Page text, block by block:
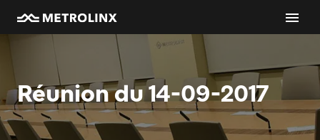
Réunion du 14-09-2017